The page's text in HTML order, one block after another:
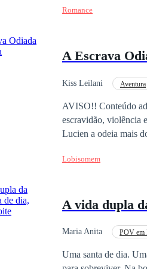
cuerpo palpitando,
pasa cuando un
Romance
A Escrava
Kiss Leilani Aventura
AVISO!! Conteúdo
escravidão, violência
Lucien a odeia mais
muitas coisasUm rei
diferente. E ele
tanto quanto eu?
Lobisomem
A vida dupla
Maria Anita POV em
Uma santa de dia. Uma